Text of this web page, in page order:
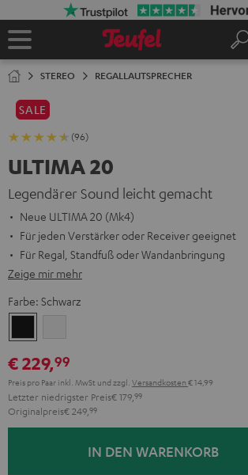
Startseite
STEREO REGALLAUTSPRECHER
SALE
(96)
ULTIMA 20
Legendärer Sound leicht gemacht
Neue ULTIMA 20 (Mk4)
Für jeden Verstärker oder Receiver geeignet
Für Regal, Standfuß oder Wandanbringung
Zeige mir mehr
Farbe: Schwarz
€ 229,99
Preis pro Paar inkl. MwSt und zzgl. Versandkosten € 14,99
Letzter niedrigster Preis€ 179, 99
Originalpreis€ 249, 99
IN DEN WARENKORB